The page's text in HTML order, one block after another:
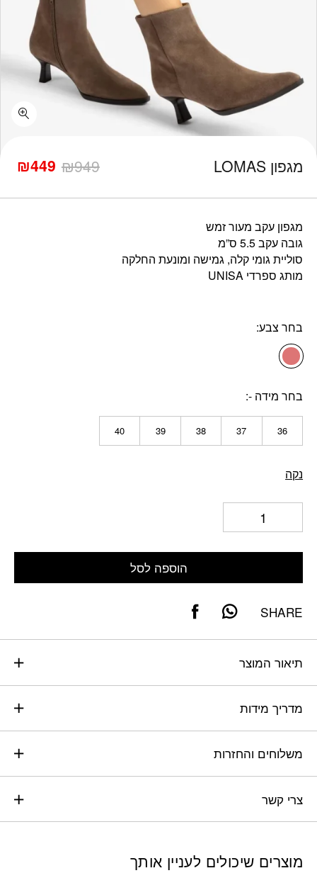
מגפון LOMAS ₪949
המחיר
המקורי
₪449 המחיר
הנוכחי
מגפון עקב מעור זמש
גובה עקב 5.5 ס”מ
סוליית גומי קלה, גמישה ומונעת החלקה
מותג ספרדי UNISA
בחר צבע
בחר מידה -
36
37
38
39
40
נקה
הוספה לסל
SHARE
תיאור המוצר
מדריך מידות
משלוחים והחזרות
צרי קשר
מוצרים שיכולים לעניין אותך